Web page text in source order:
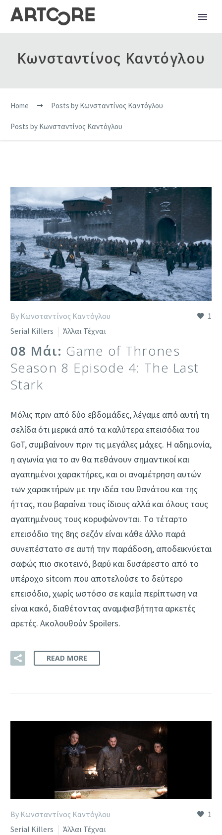
Κωνσταντίνος Καντόγλου
Home Posts by Κωνσταντίνος Καντόγλου
Posts by Κωνσταντίνος Καντόγλου
1
By Κωνσταντίνος Καντόγλου
Serial Killers
Άλλαι Τέχναι
08 Μάι: Game of Thrones
Season 8 Episode 4: The Last
Stark
Μόλις πριν από δύο εβδομάδες, λέγαμε από αυτή τη
σελίδα ότι μερικά από τα καλύτερα επεισόδια του
GoT, συμβαίνουν πριν τις μεγάλες μάχες. Η αδημονία,
η αγωνία για το αν θα πεθάνουν σημαντικοί και
αγαπημένοι χαρακτήρες, και οι αναμέτρηση αυτών
των χαρακτήρων με την ιδέα του θανάτου και της
ήττας, που βαραίνει τους ίδιους αλλά και όλους τους
αγαπημένους τους κορυφώνονται. Tο τέταρτο
επεισόδιο της 8ης σεζόν είναι κάθε άλλο παρά
συνεπέστατο σε αυτή την παράδοση, αποδεικνύεται
σαφώς πιο σκοτεινό, βαρύ και δυσάρεστο από το
υπέροχο sitcom που αποτελούσε το δεύτερο
επεισόδιο, χωρίς ωστόσο σε καμία περίπτωση να
είναι κακό, διαθέτοντας αναμφισβήτητα αρκετές
αρετές. Ακολουθούν Spoilers.
READ MORE
1
By Κωνσταντίνος Καντόγλου
Serial Killers
Άλλαι Τέχναι